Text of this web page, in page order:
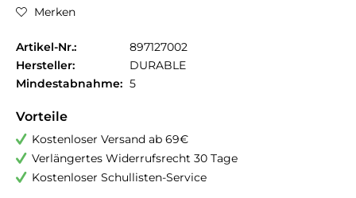
Merken
Artikel-Nr.:
897127002
Hersteller:
DURABLE
Mindestabnahme: 5
Vorteile
Kostenloser Versand ab 69€
Verlängertes Widerrufsrecht 30 Tage
Kostenloser Schullisten-Service